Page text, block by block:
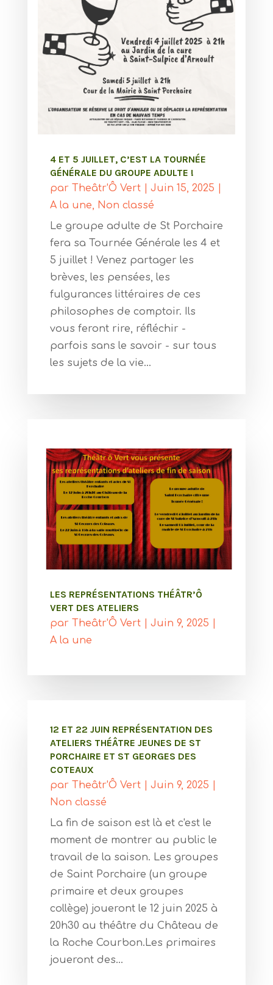
4 ET 5 JUILLET, C’EST LA TOURNÉE
GÉNÉRALE DU GROUPE ADULTE !
par Theâtr'Ô Vert| Juin 15, 2025
A la une
Non classé
Le groupe adulte de St Porchaire
fera sa Tournée Générale les 4 et
5 juillet ! Venez partager les
brèves, les pensées, les
fulgurances littéraires de ces
philosophes de comptoir. Ils
vous feront rire, réfléchir -
parfois sans le savoir - sur tous
les sujets de la vie...
LES REPRÉSENTATIONS THÉÂTR’Ô
VERT DES ATELIERS
par Theâtr'Ô Vert| Juin 9, 2025
A la une
12 ET 22 JUIN REPRÉSENTATION DES
ATELIERS THÉÂTRE JEUNES DE ST
PORCHAIRE ET ST GEORGES DES
COTEAUX
par Theâtr'Ô Vert| Juin 9, 2025
Non classé
La fin de saison est là et c'est le
moment de montrer au public le
travail de la saison. Les groupes
de Saint Porchaire (un groupe
primaire et deux groupes
collège) joueront le 12 juin 2025 à
20h30 au théâtre du Château de
la Roche Courbon.Les primaires
joueront des...